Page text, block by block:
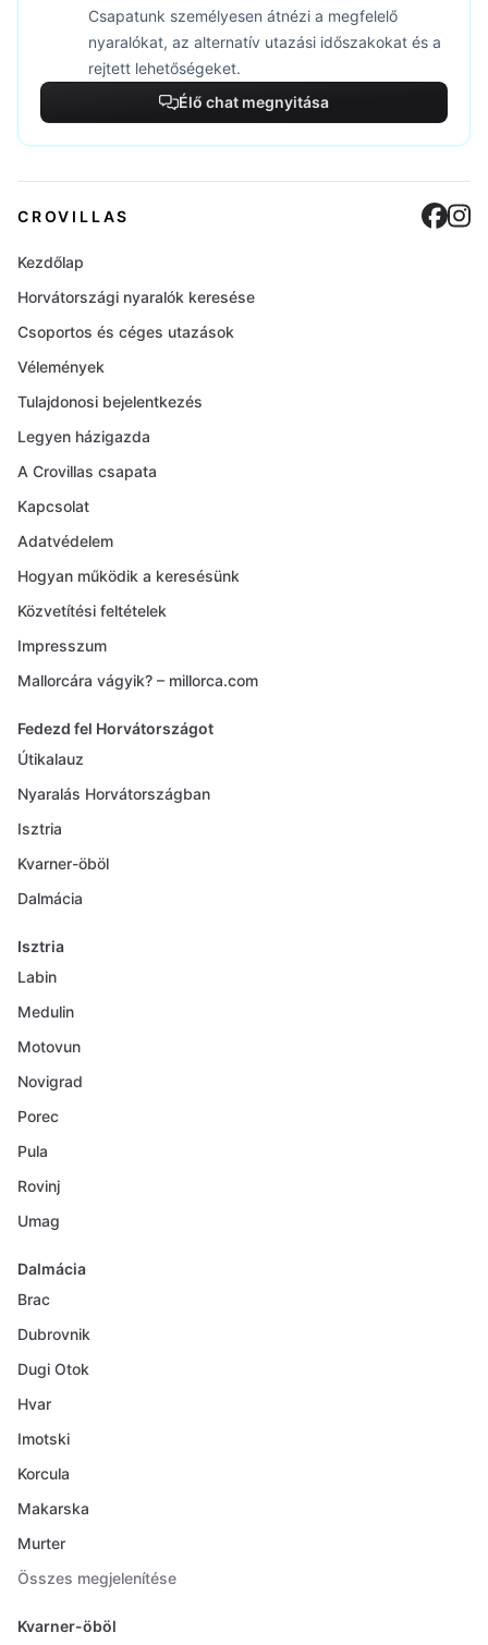
Csapatunk személyesen átnézi a megfelelő
nyaralókat, az alternatív utazási időszakokat és a
rejtett lehetőségeket.
Élő chat megnyitása
CROVILLAS
Kezdőlap
Horvátországi nyaralók keresése
Csoportos és céges utazások
Vélemények
Tulajdonosi bejelentkezés
Legyen házigazda
A Crovillas csapata
Kapcsolat
Adatvédelem
Hogyan működik a keresésünk
Közvetítési feltételek
Impresszum
Mallorcára vágyik? – millorca.com
Fedezd fel Horvátországot
Útikalauz
Nyaralás Horvátországban
Isztria
Kvarner-öböl
Dalmácia
Isztria
Labin
Medulin
Motovun
Novigrad
Porec
Pula
Rovinj
Umag
Dalmácia
Brac
Dubrovnik
Dugi Otok
Hvar
Imotski
Korcula
Makarska
Murter
Összes megjelenítése
Kvarner-öböl